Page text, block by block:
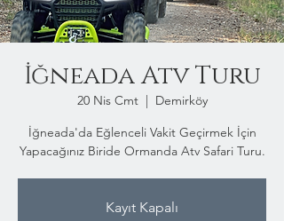
İğneada Atv Turu
20 Nis Cmt
  |
Demirköy
İğneada'da Eğlenceli Vakit Geçirmek İçin
Yapacağınız Biride Ormanda Atv Safari Turu.
Kayıt Kapalı